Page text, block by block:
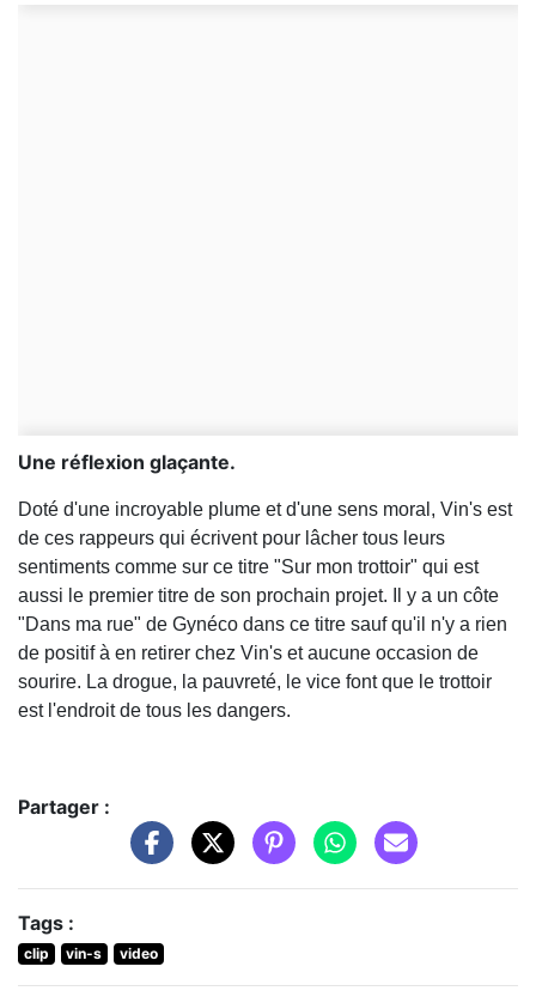
Une réflexion glaçante.
Doté d'une incroyable plume et d'une sens moral, Vin's est
de ces rappeurs qui écrivent pour lâcher tous leurs
sentiments comme sur ce titre "Sur mon trottoir" qui est
aussi le premier titre de son prochain projet. Il y a un côte
"Dans ma rue" de Gynéco dans ce titre sauf qu'il n'y a rien
de positif à en retirer chez Vin's et aucune occasion de
sourire. La drogue, la pauvreté, le vice font que le trottoir
est l'endroit de tous les dangers.
Partager :
Tags :
clip vin-s video